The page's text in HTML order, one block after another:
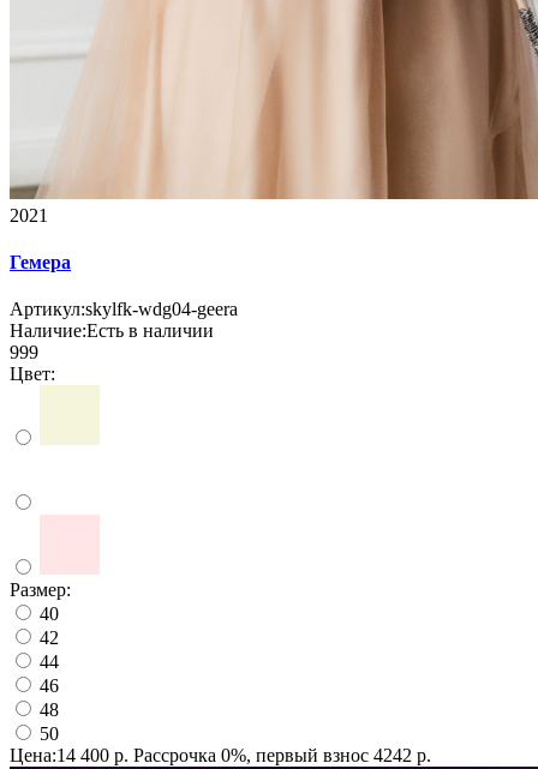
2021
Гемера
Артикул:skylfk-wdg04-geera
Наличие:Есть в наличии
999
Цвет:
Размер:
40
42
44
46
48
50
Цена:14 400 р. Рассрочка 0%, первый взнос 4242 р.